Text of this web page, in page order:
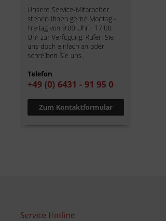
Unsere Service-Mitarbeiter
stehen Ihnen gerne Montag -
Freitag von 9:00 Uhr - 17:00
Uhr zur Verfügung. Rufen Sie
uns doch einfach an oder
schreiben Sie uns.
Telefon
+49 (0) 6431 - 91 95 0
Zum Kontaktformular
Service Hotline